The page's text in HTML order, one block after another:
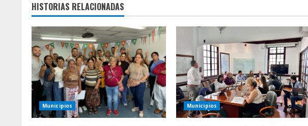
e
l
e
y
e
HISTORIAS RELACIONADAS
Municipios Municipios